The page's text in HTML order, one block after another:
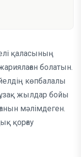
қаласының
болатын.
көпбалалы
жылдар бойы
мәлімдеген.
қорғау